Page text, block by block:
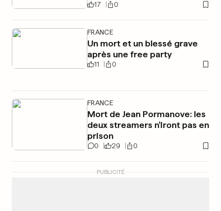
17 0
FRANCE
Un mort et un blessé grave
après une free party
11 0
FRANCE
Mort de Jean Pormanove: les
deux streamers n'iront pas en
prison
0 29 0
PUBLICITÉ